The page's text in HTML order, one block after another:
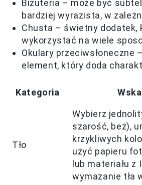
Biżuteria – może być
bardziej wyrazista, w
Chusta – świetny dodatek,
wykorzystać na wiele
Okulary przeciwsłoneczne
element, który doda
Kategoria
Tło
Wybierz
szarość, beż),
krzykliwych
użyć papieru
lub materiału z
wymazanie tła